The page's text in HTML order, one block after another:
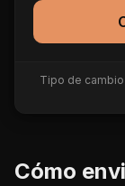
Tipo de
Cómo